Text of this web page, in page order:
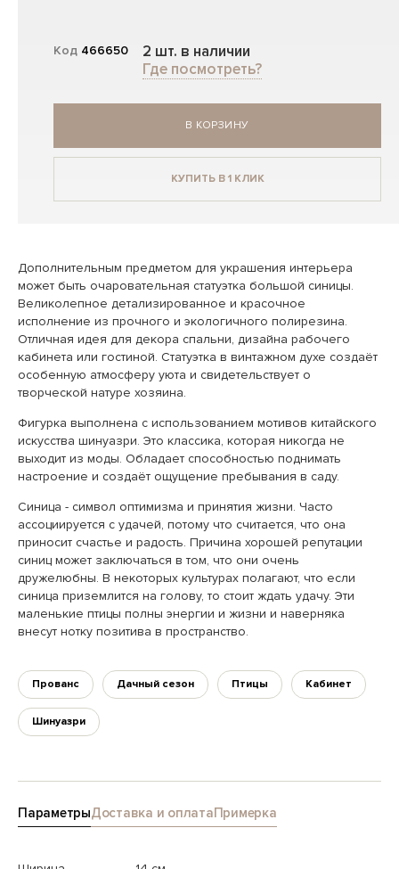
Код 466650
2 шт. в наличии
Где посмотреть?
В КОРЗИНУ
КУПИТЬ В 1 КЛИК
Дополнительным предметом для украшения интерьера
может быть очаровательная статуэтка большой синицы.
Великолепное детализированное и красочное
исполнение из прочного и экологичного полирезина.
Отличная идея для декора спальни, дизайна рабочего
кабинета или гостиной. Статуэтка в винтажном духе создаёт
особенную атмосферу уюта и свидетельствует о
творческой натуре хозяина.
Фигурка выполнена с использованием мотивов китайского
искусства шинуазри. Это классика, которая никогда не
выходит из моды. Обладает способностью поднимать
настроение и создаёт ощущение пребывания в саду.
Синица - символ оптимизма и принятия жизни. Часто
ассоциируется с удачей, потому что считается, что она
приносит счастье и радость. Причина хорошей репутации
синиц может заключаться в том, что они очень
дружелюбны. В некоторых культурах полагают, что если
синица приземлится на голову, то стоит ждать удачу. Эти
маленькие птицы полны энергии и жизни и наверняка
внесут нотку позитива в пространство.
Прованс Дачный сезон Птицы Кабинет
Шинуазри
ПараметрыДоставка и оплатаПримерка